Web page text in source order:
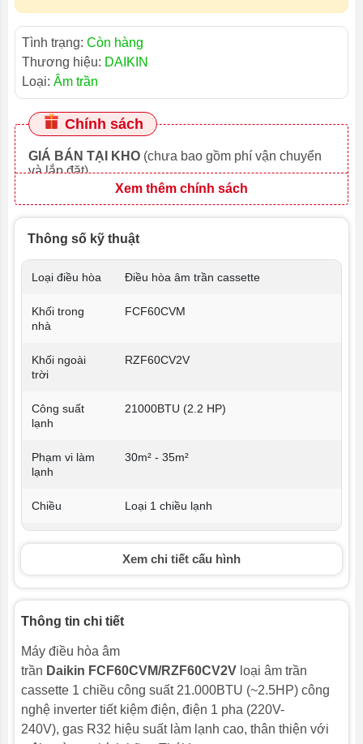
Tình trạng: Còn hàng
Thương hiệu: DAIKIN
Loại: Âm trần
Chính sách
GIÁ BÁN TẠI KHO (chưa bao gồm phí vận chuyển
và lắp đặt)
Xem thêm chính sách
Thông số kỹ thuật
Loại điều hòa Điều hòa âm trần cassette
Khối trong
nhà
FCF60CVM
Khối ngoài
trời
RZF60CV2V
Công suất
lạnh
21000BTU (2.2 HP)
Phạm vi làm
lạnh
30m² - 35m²
Chiều Loại 1 chiều lạnh
Môi chất làm
lạnh
R32
Điện áp vào 1 pha - 220V
Công suất
tiêu thụ trung
bình
1.530kWh
Xem chi tiết cấu hình
Thông tin chi tiết
Máy điều hòa âm
trần Daikin FCF60CVM/RZF60CV2V loại âm trần
cassette 1 chiều công suất 21.000BTU (~2.5HP) công
nghệ inverter tiết kiệm điện, điện 1 pha (220V-
240V), gas R32 hiệu suất làm lạnh cao, thân thiện với